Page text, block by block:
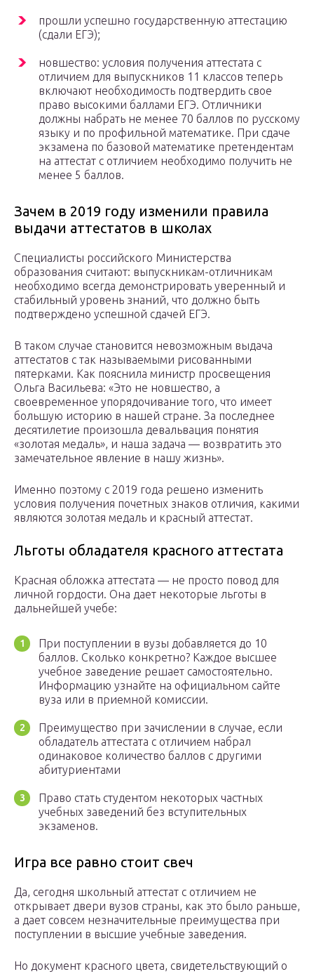
прошли успешно государственную аттестацию
(сдали ЕГЭ);
новшество: условия получения аттестата с
отличием для выпускников 11 классов теперь
включают необходимость подтвердить свое
право высокими баллами ЕГЭ. Отличники
должны набрать не менее 70 баллов по русскому
языку и по профильной математике. При сдаче
экзамена по базовой математике претендентам
на аттестат с отличием необходимо получить не
менее 5 баллов.
Зачем в 2019 году изменили правила
выдачи аттестатов в школах
Специалисты российского Министерства
образования считают: выпускникам-отличникам
необходимо всегда демонстрировать уверенный и
стабильный уровень знаний, что должно быть
подтверждено успешной сдачей ЕГЭ.
В таком случае становится невозможным выдача
аттестатов с так называемыми рисованными
пятерками. Как пояснила министр просвещения
Ольга Васильева: «Это не новшество, а
своевременное упорядочивание того, что имеет
большую историю в нашей стране. За последнее
десятилетие произошла девальвация понятия
«золотая медаль», и наша задача — возвратить это
замечательное явление в нашу жизнь».
Именно поэтому с 2019 года решено изменить
условия получения почетных знаков отличия, какими
являются золотая медаль и красный аттестат.
Льготы обладателя красного аттестата
Красная обложка аттестата — не просто повод для
личной гордости. Она дает некоторые льготы в
дальнейшей учебе:
При поступлении в вузы добавляется до 10
баллов. Сколько конкретно? Каждое высшее
учебное заведение решает самостоятельно.
Информацию узнайте на официальном сайте
вуза или в приемной комиссии.
Преимущество при зачислении в случае, если
обладатель аттестата с отличием набрал
одинаковое количество баллов с другими
абитуриентами
Право стать студентом некоторых частных
учебных заведений без вступительных
экзаменов.
Игра все равно стоит свеч
Да, сегодня школьный аттестат с отличием не
открывает двери вузов страны, как это было раньше,
а дает совсем незначительные преимущества при
поступлении в высшие учебные заведения.
Но документ красного цвета, свидетельствующий о